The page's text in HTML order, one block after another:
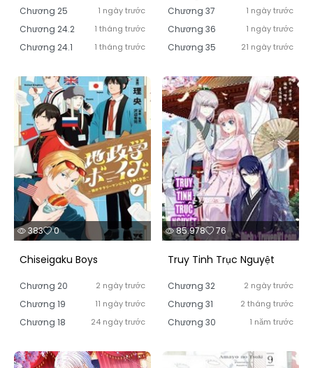
Chương 25 1 ngày trước
Chương 24.2 1 tháng trước
Chương 24.1 1 tháng trước
Chính
Chương 37 1 ngày trước
Chương 36 1 ngày trước
Chương 35 21 ngày trước
383 0
Chiseigaku Boys
Chương 20 2 ngày trước
Chương 19 11 ngày trước
Chương 18 24 ngày trước
85.978 76
Truy Tinh Trục Nguyệt
Chương 32 2 ngày trước
Chương 31 2 tháng trước
Chương 30 1 năm trước